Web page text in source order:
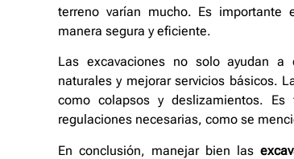
terreno varían mucho. Es importante
manera segura y eficiente.
Las excavaciones no solo ayudan a
naturales y mejorar servicios básicos.
como colapsos y deslizamientos.
regulaciones necesarias, como se
En conclusión, manejar bien las